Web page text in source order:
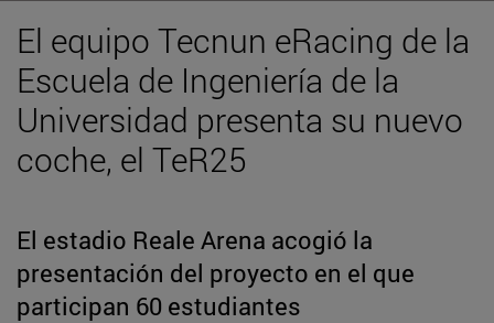
El equipo Tecnun eRacing de la
Escuela de Ingeniería de la
Universidad presenta su nuevo
coche, el TeR25
El estadio Reale Arena acogió la
presentación del proyecto en el que
participan 60 estudiantes